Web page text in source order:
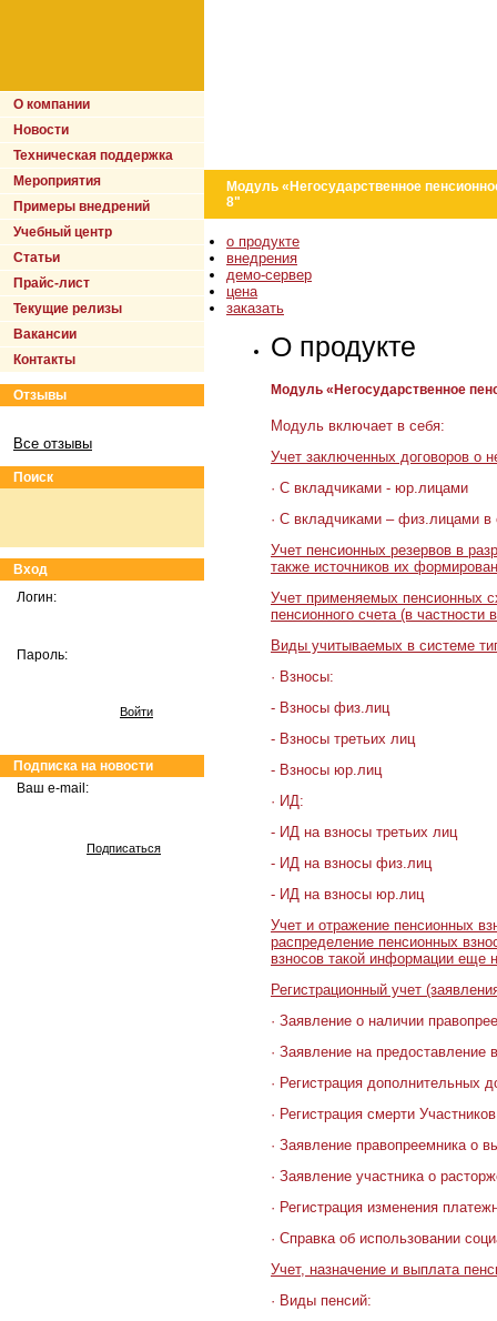
О компании
Новости
Техническая поддержка
Мероприятия
Примеры внедрений
Учебный центр
Статьи
Прайс-лист
Текущие релизы
Вакансии
Контакты
Отзывы
Все отзывы
Поиск
Вход
Логин:
Пароль:
Войти
Подписка на новости
Ваш e-mail:
Подписаться
Модуль «Негосударственное
8"
о продукте
внедрения
демо-сервер
цена
заказать
О продукте
Модуль «Негосударственное
Модуль включает в себя:
Учет заключенных договоров о
· С вкладчиками - юр.лицами
· С вкладчиками – физ.лицами в
Учет пенсионных резервов в
также источников их
Учет применяемых пенсионных
пенсионного счета (в
Виды учитываемых в системе
· Взносы:
- Взносы физ.лиц
- Взносы третьих лиц
- Взносы юр.лиц
· ИД:
- ИД на взносы третьих лиц
- ИД на взносы физ.лиц
- ИД на взносы юр.лиц
Учет и отражение пенсионных
распределение пенсионных
взносов такой информации еще
Регистрационный учет
· Заявление о наличии
· Заявление на предоставление
· Регистрация дополнительных
· Регистрация смерти Участников
· Заявление правопреемника о
· Заявление участника о
· Регистрация изменения
· Справка об использовании
Учет, назначение и выплата
· Виды пенсий: